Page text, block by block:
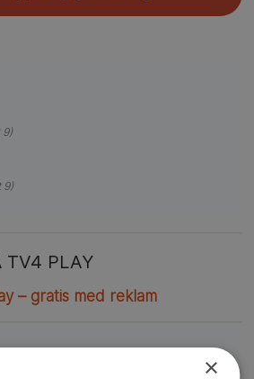
9)
9)
TV4 PLAY
– gratis med reklam
×